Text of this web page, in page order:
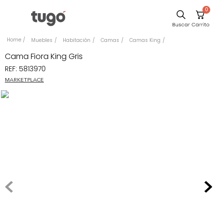
0
Muebles Habitación Camas Camas King
Cama Fiora King Gris
REF: 5813970
MARKETPLACE
Comedor
Escritorio
Sillas